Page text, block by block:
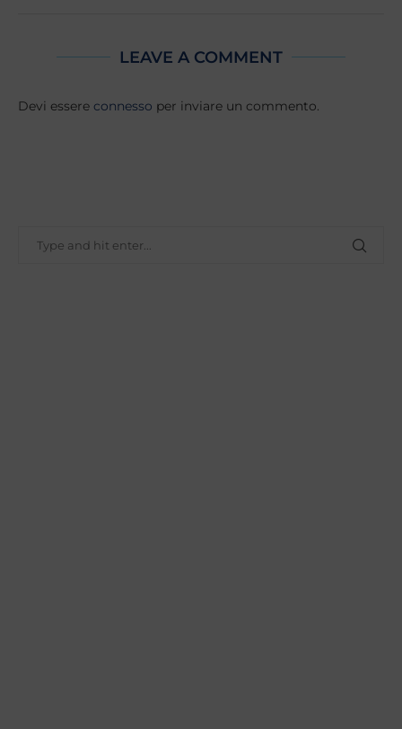
LEAVE A COMMENT
Devi essere connesso per inviare un commento.